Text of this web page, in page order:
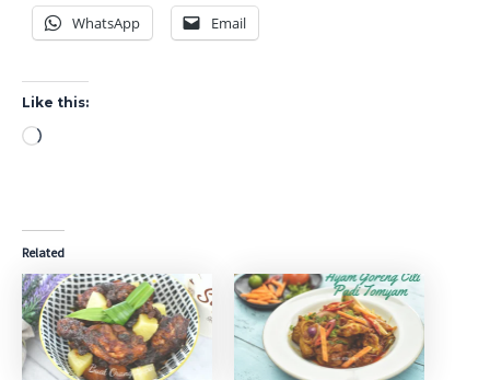
WhatsApp Email
Like this:
Loading…
Related